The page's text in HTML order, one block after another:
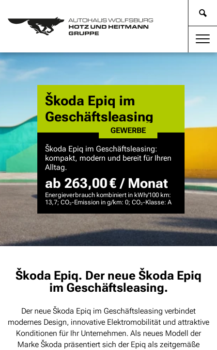
Škoda Epiq im
Geschäftsleasing
Škoda Epiq im Geschäftsleasing:
kompakt, modern und bereit für Ihren
Alltag.
ab 263,00 € / Monat
Energieverbrauch kombiniert in kWh/100 km:
13,7; CO₂-Emission in g/km: 0; CO₂-Klasse: A
GEWERBE
Škoda Epiq. Der neue Škoda Epiq
im Geschäftsleasing.
Der neue Škoda Epiq im Geschäftsleasing verbindet
modernes Design, innovative Elektromobilität und attraktive
Konditionen für Ihr Unternehmen. Als neues Modell der
Marke Škoda präsentiert sich der Epiq als zeitgemäße